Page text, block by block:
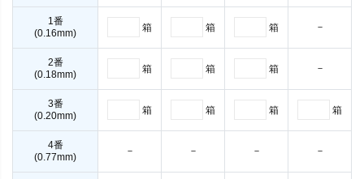
1番
(0.16mm)
箱 箱 箱 －
2番
(0.18mm)
箱 箱 箱 －
3番
(0.20mm)
箱 箱 箱 箱
4番
(0.77mm)
－ － － －